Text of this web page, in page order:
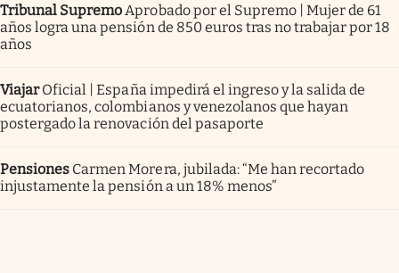
Tribunal Supremo Aprobado por el Supremo | Mujer de 61
años logra una pensión de 850 euros tras no trabajar por 18
años
Viajar Oficial | España impedirá el ingreso y la salida de
ecuatorianos, colombianos y venezolanos que hayan
postergado la renovación del pasaporte
Pensiones Carmen Morera, jubilada: “Me han recortado
injustamente la pensión a un 18% menos”